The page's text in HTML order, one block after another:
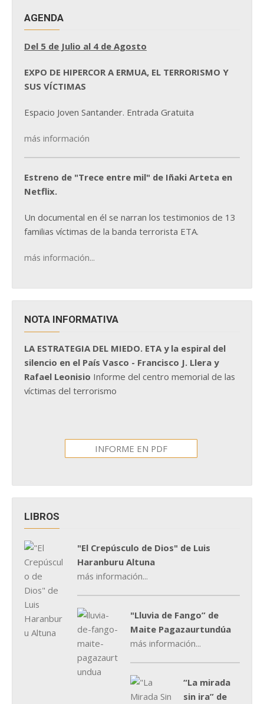
AGENDA
Del 5 de Julio al 4 de Agosto
EXPO DE HIPERCOR A ERMUA, EL TERRORISMO Y
SUS VÍCTIMAS
Espacio Joven Santander. Entrada Gratuita
más información
Estreno de "Trece entre mil" de Iñaki Arteta en
Netflix.
Un documental en él se narran los testimonios de 13
familias víctimas de la banda terrorista ETA.
más información...
NOTA INFORMATIVA
LA ESTRATEGIA DEL MIEDO. ETA y la espiral del
silencio en el País Vasco - Francisco J. Llera y
Rafael Leonisio Informe del centro memorial de las
víctimas del terrorismo
INFORME EN PDF
LIBROS
"El Crepúsculo de Dios" de Luis
Haranburu Altuna
más información...
"Lluvia de Fango” de
Maite Pagazaurtundúa
más información...
“La mirada
sin ira” de